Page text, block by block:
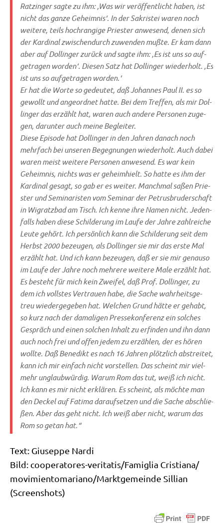
Ratz­in­ger sag­te zu ihm: ‚Was wir ver­öf­fent­licht haben, ist
nicht das gan­ze Geheim­nis‘. In der Sakri­stei waren noch
wei­te­re, teils hoch­ran­gi­ge Prie­ster anwe­send, denen sich
der Kar­di­nal zwi­schen­durch zuwen­den muß­te. Er kam dann
aber auf Dol­lin­ger zurück und sag­te ihm: ‚Es ist uns so auf­
ge­tra­gen wor­den‘. Die­sen Satz hat Dol­lin­ger wie­der­holt. ‚Es
ist uns so auf­ge­tra­gen worden.‘
Er hat die Wor­te so gedeu­tet, daß Johan­nes Paul II. es so
gewollt und ange­ord­net hat­te. Bei dem Tref­fen, als mir Dol­
lin­ger das erzählt hat, waren auch ande­re Per­so­nen zuge­
gen, dar­un­ter auch mei­ne Begleiter.
Die­se Epi­so­de hat Dol­lin­ger in den Jah­ren danach noch
mehr­fach bei unse­ren Begeg­nun­gen wie­der­holt. Auch dabei
waren meist wei­te­re Per­so­nen anwe­send. Es war kein
Geheim­nis, nichts was er geheim­hielt. So hat­te es ihm der
Kar­di­nal gesagt, so gab er es wei­ter. Manch­mal saßen Prie­
ster und Semi­na­ri­sten vom Semi­nar der Petrus­bru­der­schaft
in Wigratz­bad am Tisch. Ich ken­ne ihre Namen nicht. Jeden­
falls haben die­se Schil­de­rung im Lau­fe der Jah­re zahl­rei­che
Leu­te gehört. Ich per­sön­lich kann die Schil­de­rung seit dem
Herbst 2000 bezeu­gen, als Dol­lin­ger sie mir das erste Mal
erzählt hat. Und ich kann bezeu­gen, daß er sie mir genau­so
im Lau­fe der Jah­re noch meh­re­re wei­te­re Male erzählt hat.
Es besteht für mich kein Zwei­fel, daß Prof. Dol­lin­ger, zu
dem ich voll­stes Ver­trau­en habe, die Sache wahr­heits­ge­
treu wie­der­ge­ge­ben hat. Wel­chen Grund hät­te er gehabt,
so kurz nach der dama­li­gen Pres­se­kon­fe­renz ein sol­ches
Gespräch und einen sol­chen Inhalt zu erfin­den und ihn dann
auch noch frei und offen jedem zu erzäh­len, der es hören
woll­te. Daß Bene­dikt es nach 16 Jah­ren plötz­lich abstrei­tet,
kann ich mir ein­fach nicht vor­stel­len. Das scheint mir viel­
mehr unglaub­wür­dig. War­um Rom das tut, weiß ich nicht.
Ich kann es mir nicht erklä­ren. Es scheint, als möch­te man
den Deckel auf Fati­ma dar­auf­set­zen und die Sache abschlie­
ßen. Aber das geht nicht. Ich weiß aber nicht, war­um das
Rom so getan hat.“
Text: Giu­sep­pe Nardi
Bild: coope­ra­to­res-veri­ta­ti­s/­Fa­mi­glia Cristiana/​
movimientomariano/​Marktgemeinde Sil­li­an
(Screen­shots)